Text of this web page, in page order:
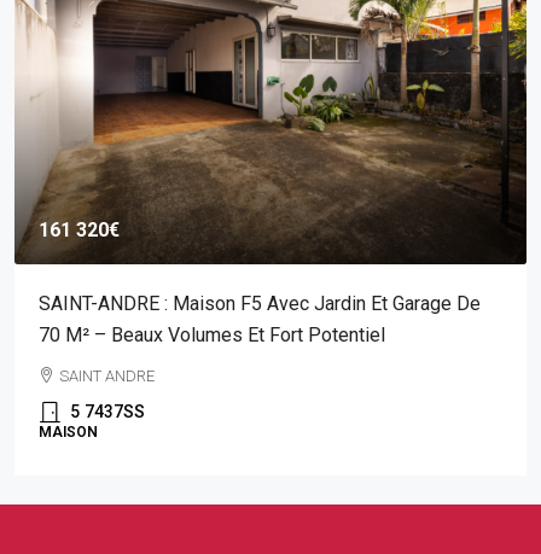
161 320€
SAINT-ANDRE : Maison F5 Avec Jardin Et Garage De
70 M² – Beaux Volumes Et Fort Potentiel
SAINT ANDRE
5 7437SS
MAISON